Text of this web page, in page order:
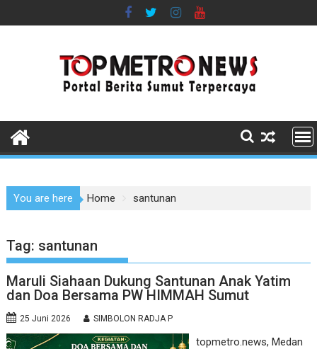
to
You are here Home santunan
Tag: santunan
Maruli Siahaan Dukung Santunan Anak Yatim
dan Doa Bersama PW HIMMAH Sumut
25 Juni 2026 SIMBOLON RADJA P
topmetro.news, Medan